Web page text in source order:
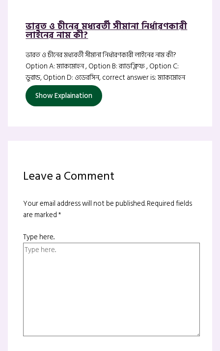
ভারত ও চীনের মধ্যবর্তী সীমানা নির্ধারণকারী
লাইনের নাম কী?
ভারত ও চীনের মধ্যবর্তী সীমানা নির্ধারণকারী লাইনের নাম কী?
Option A: ম্যাকমোহন , Option B: র‍্যাডক্লিফ , Option C:
ডুরান্ড, Option D: ওডেরসিন, correct answer is: ম্যাকমোহন
Show Explaination
Leave a Comment
Your email address will not be published.Required fields
are marked*
Type here..